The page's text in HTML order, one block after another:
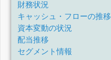
財務状況
キャッシュ・フローの推移
資本変動の状況
配当推移
セグメント情報